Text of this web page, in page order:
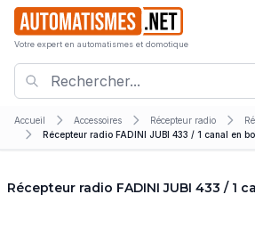
Votre expert en automatismes et domotique
Accueil Accessoires Récepteur radio
Récepteur radio FADINI JUBI 433 / 1 canal en
Récepteur radio FADINI JUBI 433 / 1